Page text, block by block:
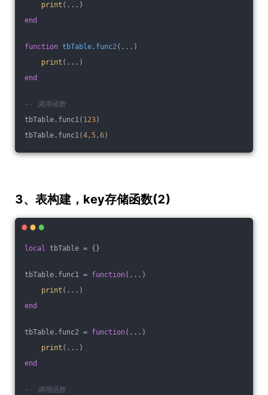
print (...)
end
function tbTable.func2(...)
print (...)
end
-- 调用函数
tbTable.func1( 123)
tbTable.func1(4,5,6)
3、表构建，key存储函数(2)
local tbTable = {}
tbTable.func1 = function(...)
print (...)
end
tbTable.func2 = function(...)
print (...)
end
-- 调用函数